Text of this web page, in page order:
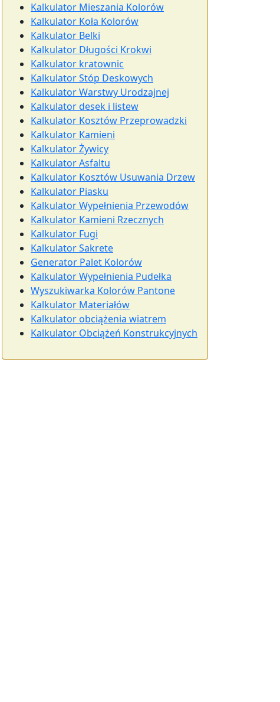
Kalkulator Mieszania Kolorów
Kalkulator Koła Kolorów
Kalkulator Belki
Kalkulator Długości Krokwi
Kalkulator kratownic
Kalkulator Stóp Deskowych
Kalkulator Warstwy Urodzajnej
Kalkulator desek i listew
Kalkulator Kosztów Przeprowadzki
Kalkulator Kamieni
Kalkulator Żywicy
Kalkulator Asfaltu
Kalkulator Kosztów Usuwania Drzew
Kalkulator Piasku
Kalkulator Wypełnienia Przewodów
Kalkulator Kamieni Rzecznych
Kalkulator Fugi
Kalkulator Sakrete
Generator Palet Kolorów
Kalkulator Wypełnienia Pudełka
Wyszukiwarka Kolorów Pantone
Kalkulator Materiałów
Kalkulator obciążenia wiatrem
Kalkulator Obciążeń Konstrukcyjnych